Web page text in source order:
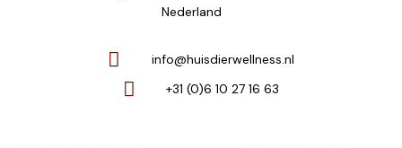
Nederland
info@huisdierwellness.nl
+31 (0)6 10 27 16 63